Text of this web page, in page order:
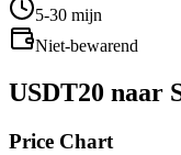
5-30 mijn
Niet-bewarend
USDT20 naar
Price Chart